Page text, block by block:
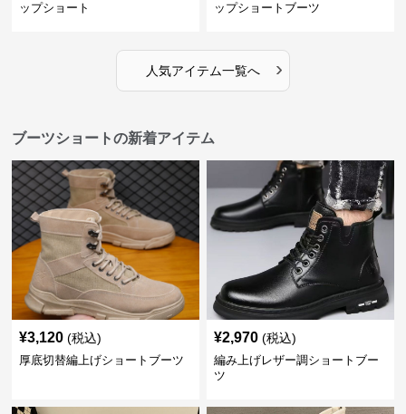
ップショート
ップショートブーツ
人気アイテム一覧へ ›
ブーツショートの新着アイテム
¥3,120 (税込)
厚底切替編上げショートブーツ
¥2,970 (税込)
編み上げレザー調ショートブー
ツ